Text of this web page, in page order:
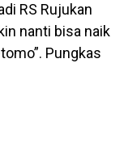
RS Rujukan
nanti bisa naik
Pungkas